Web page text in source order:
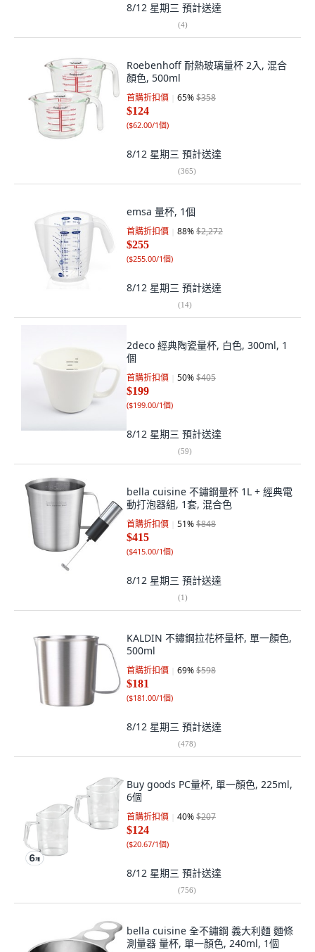
8/12 星期三 預計送達
(4)
Roebenhoff 耐熱玻璃量杯 2入, 混合
顏色, 500ml
首購折扣價 65%$358
$124
($62.00/1個)
8/12 星期三 預計送達
(365)
emsa 量杯, 1個
首購折扣價 88%$2,272
$255
($255.00/1個)
8/12 星期三 預計送達
(14)
2deco 經典陶瓷量杯, 白色, 300ml, 1
個
首購折扣價 50%$405
$199
($199.00/1個)
8/12 星期三 預計送達
(59)
bella cuisine 不鏽鋼量杯 1L + 經典電
動打泡器組, 1套, 混合色
首購折扣價 51%$848
$415
($415.00/1個)
8/12 星期三 預計送達
(1)
KALDIN 不鏽鋼拉花杯量杯, 單一顏色,
500ml
首購折扣價 69%$598
$181
($181.00/1個)
8/12 星期三 預計送達
(478)
Buy goods PC量杯, 單一顏色, 225ml,
6個
首購折扣價 40%$207
$124
($20.67/1個)
8/12 星期三 預計送達
(756)
bella cuisine 全不鏽鋼 義大利麵 麵條
測量器 量杯, 單一顏色, 240ml, 1個